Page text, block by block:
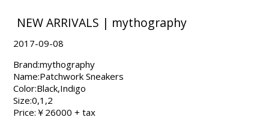
NEW ARRIVALS | mythography
2017-09-08
Brand:mythography
Name:Patchwork Sneakers
Color:Black,Indigo
Size:0,1,2
Price:￥26000 + tax